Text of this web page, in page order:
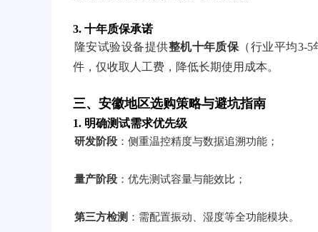
3. 十年质保承诺
隆安试验设备提供整机十年质保 （行业平均3-
件，仅收取人工费，降低长期使用成本。
三、安徽地区选购策略与避坑指南
1. 明确测试需求优先级
研发阶段 ：侧重温控精度与数据追溯功能；
量产阶段 ：优先测试容量与能效比；
第三方检测 ：需配置振动、湿度等全功能模块。